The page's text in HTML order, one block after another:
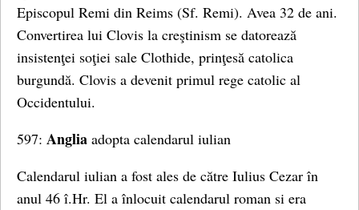
Episcopul Remi din Reims (Sf. Remi). Avea 32 de ani.
Convertirea lui Clovis la creştinism se datorează
insistenţei soţiei sale Clothide, prinţesă catolica
burgundă. Clovis a devenit primul rege catolic al
Occidentului.
597: Anglia adopta calendarul iulian
Calendarul iulian a fost ales de către Iulius Cezar în
anul 46 î.Hr. El a înlocuit calendarul roman si era